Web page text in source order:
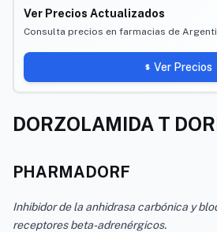
Ver Precios Actualizados
Consulta precios en farmacias de
Ver Precios
DORZOLAMIDA T
PHARMADORF
Inhibidor de la anhidrasa carbónica y
receptores beta-adrenérgicos.